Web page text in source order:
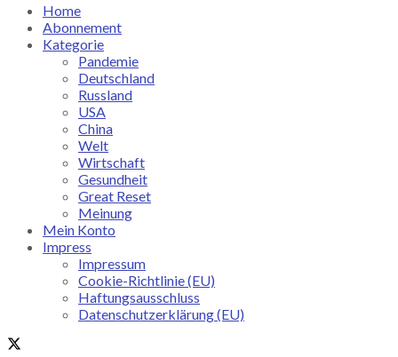
Home
Abonnement
Kategorie
Pandemie
Deutschland
Russland
USA
China
Welt
Wirtschaft
Gesundheit
Great Reset
Meinung
Mein Konto
Impress
Impressum
Cookie-Richtlinie (EU)
Haftungsausschluss
Datenschutzerklärung (EU)